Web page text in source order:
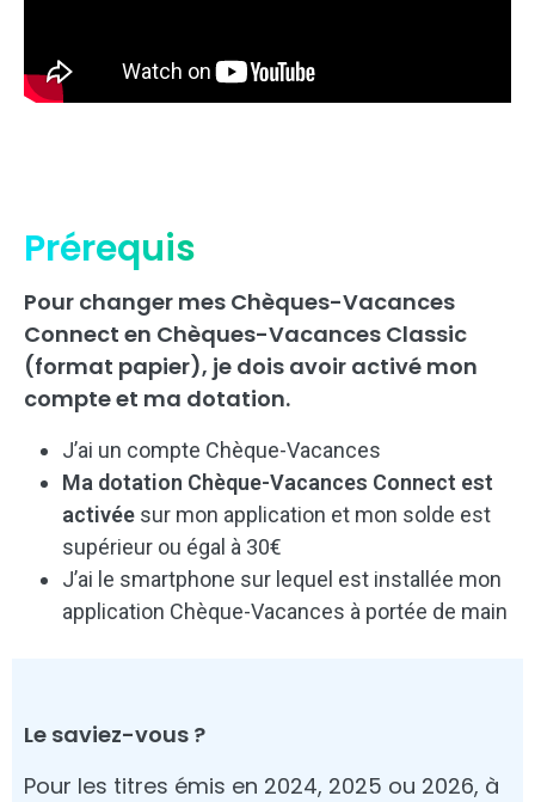
Prérequis
Pour changer mes Chèques-Vacances
Connect en Chèques-Vacances Classic
(format papier), je dois avoir activé mon
compte et ma dotation.
J’ai un compte Chèque-Vacances
Ma dotation Chèque-Vacances Connect est
activée sur mon application et mon solde est
supérieur ou égal à 30€
J’ai le smartphone sur lequel est installée mon
application Chèque-Vacances à portée de main
Le saviez-vous ?
Pour les titres émis en 2024, 2025 ou 2026, à